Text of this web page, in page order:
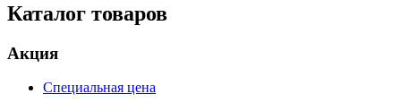
Каталог товаров
Акция
Специальная цена